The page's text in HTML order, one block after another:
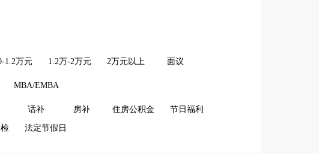
1.2万元 1.2万-2万元 2万元以上 面议
MBA/EMBA
话补 房补 住房公积金 节日福利
法定节假日